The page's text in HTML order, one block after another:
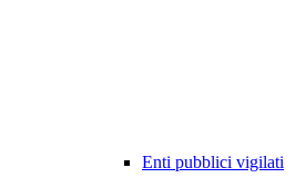
Enti pubblici vigilati